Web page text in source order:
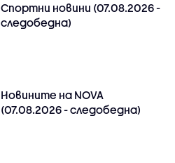
Спортни новини (07.08.2026 -
следобедна)
Новините на NOVA
(07.08.2026 - следобедна)